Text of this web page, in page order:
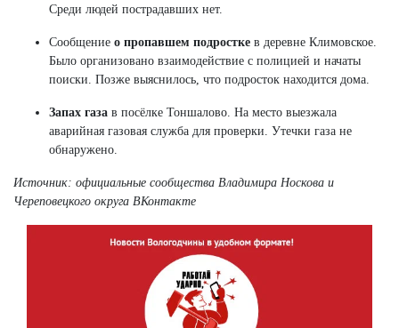
Среди людей пострадавших нет.
Сообщение о пропавшем подростке в деревне Климовское.
Было организовано взаимодействие с полицией и начаты
поиски. Позже выяснилось, что подросток находится дома.
Запах газа в посёлке Тоншалово. На место выезжала
аварийная газовая служба для проверки. Утечки газа не
обнаружено.
Источник: официальные сообщества Владимира Носкова и
Череповецкого округа ВКонтакте